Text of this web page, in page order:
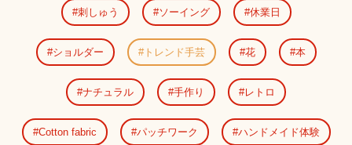
刺しゅう ソーイング 休業日
ショルダー トレンド手芸 花 本
ナチュラル 手作り レトロ
Cotton fabric パッチワーク ハンドメイド体験